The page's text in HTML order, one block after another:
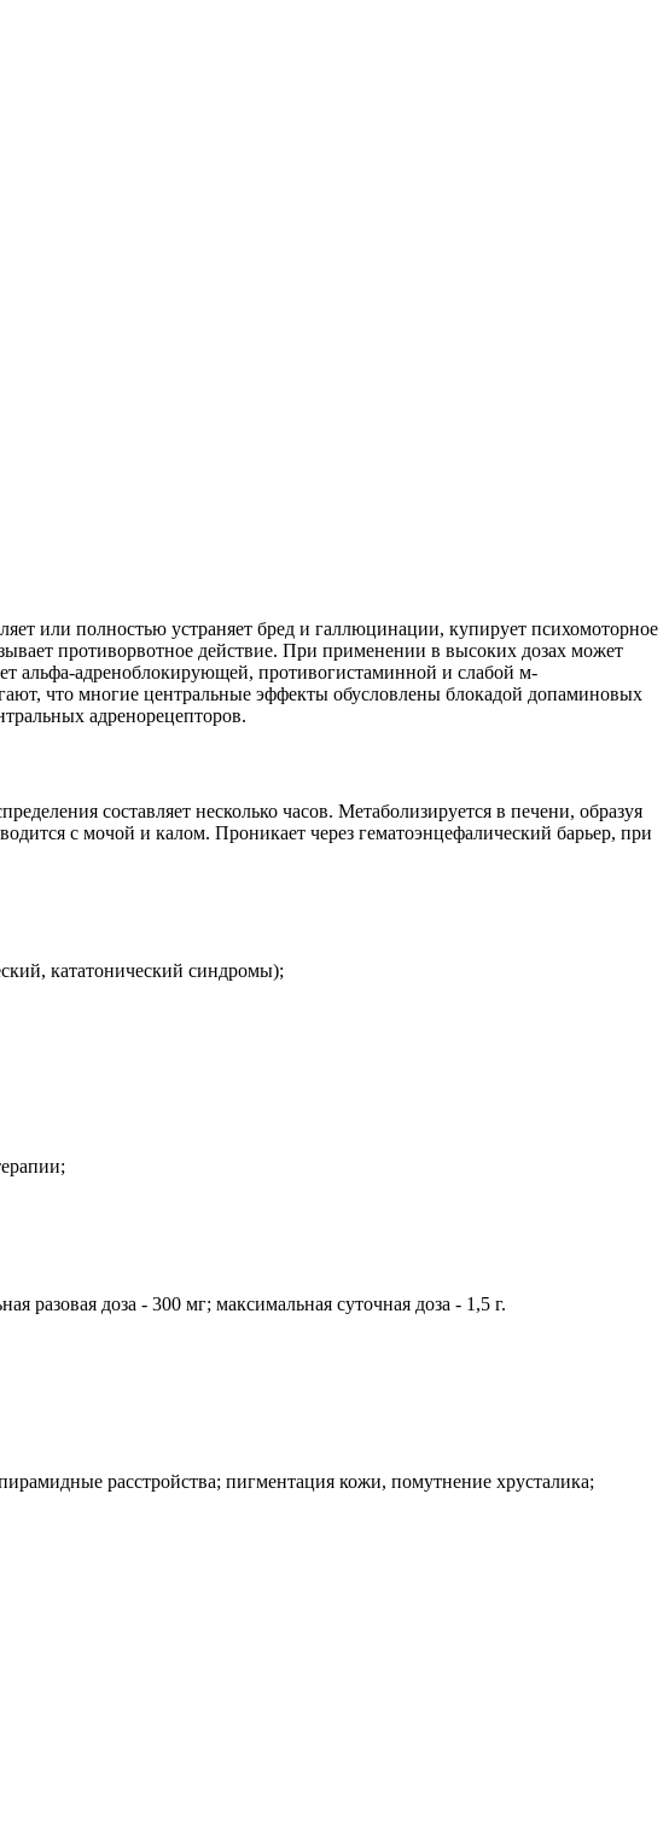
или полностью устраняет бред и галлюцинации, купирует психомоторное
противорвотное действие. При применении в высоких дозах может
альфа-адреноблокирующей, противогистаминной и слабой м-
что многие центральные эффекты обусловлены блокадой допаминовых
адренорецепторов.
составляет несколько часов. Метаболизируется в печени, образуя
с мочой и калом. Проникает через гематоэнцефалический барьер, при
кататонический синдромы);
разовая доза - 300 мг; максимальная суточная доза - 1,5 г.
расстройства; пигментация кожи, помутнение хрусталика;